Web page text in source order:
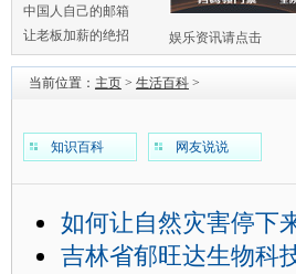
中国人自己的邮箱
让老板加薪的绝招
娱乐资讯请点击
当前位置： 主页 > 生活百科 >
知识百科 网友说说
如何让自然灾害停下
吉林省郁旺达生物科